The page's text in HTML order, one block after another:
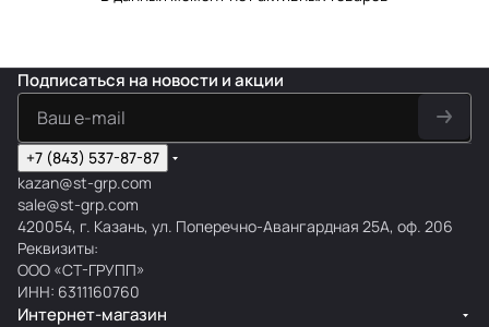
Подписаться на новости и акции
+7 (843) 537-87-87
kazan@st-grp.com
sale@st-grp.com
420054, г. Казань, ул. Поперечно-Авангардная 25А, оф. 206
Реквизиты:
ООО «СТ-ГРУПП»
ИНН: 6311160760
Интернет-магазин